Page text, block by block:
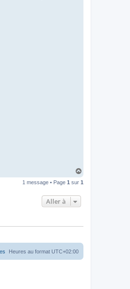
u
1 message • Page 1 sur 1
Aller à
Heures au format UTC+02:00